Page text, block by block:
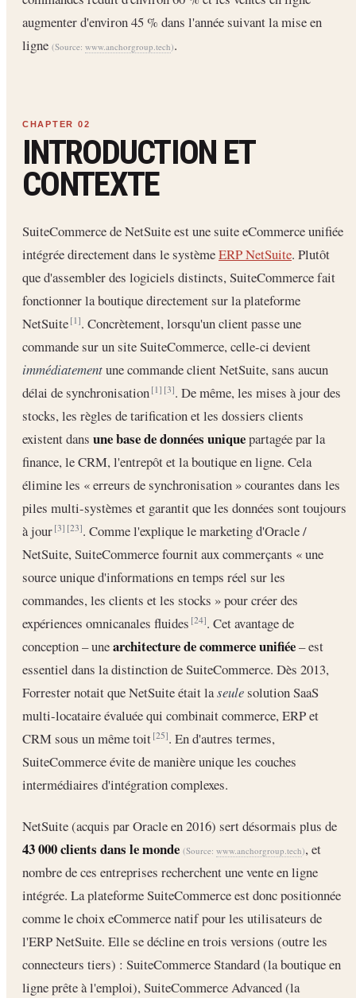
augmenter d'environ 45 % dans l'année suivant la mise en
ligne (Source: www.anchorgroup.tech).
INTRODUCTION ET
CONTEXTE
SuiteCommerce de NetSuite est une suite eCommerce unifiée
intégrée directement dans le systèmeERP NetSuite. Plutôt
que d'assembler des logiciels distincts, SuiteCommerce fait
fonctionner la boutique directement sur la plateforme
NetSuite[1]. Concrètement, lorsqu'un client passe une
commande sur un site SuiteCommerce, celle-ci devient
immédiatementune commande client NetSuite, sans aucun
délai de synchronisation[1] [3]. De même, les mises à jour des
stocks, les règles de tarification et les dossiers clients
existent dans une base de données uniquepartagée par la
finance, le CRM, l'entrepôt et la boutique en ligne. Cela
élimine les « erreurs de synchronisation » courantes dans les
piles multi-systèmes et garantit que les données sont toujours
à jour[3] [23]. Comme l'explique le marketing d'Oracle /
NetSuite, SuiteCommerce fournit aux commerçants « une
source unique d'informations en temps réel sur les
commandes, les clients et les stocks » pour créer des
expériences omnicanales fluides[24]. Cet avantage de
conception – unearchitecture de commerce unifiée– est
essentiel dans la distinction de SuiteCommerce. Dès 2013,
Forrester notait que NetSuite était laseulesolution SaaS
multi-locataire évaluée qui combinait commerce, ERP et
CRM sous un même toit[25]. En d'autres termes,
SuiteCommerce évite de manière unique les couches
intermédiaires d'intégration complexes.
NetSuite (acquis par Oracle en 2016) sert désormais plus de
43 000 clients dans le monde (Source: www.anchorgroup.tech), et
nombre de ces entreprises recherchent une vente en ligne
intégrée. La plateforme SuiteCommerce est donc positionnée
comme le choix eCommerce natif pour les utilisateurs de
l'ERP NetSuite. Elle se décline en trois versions (outre les
connecteurs tiers) : SuiteCommerce Standard (la boutique en
ligne prête à l'emploi), SuiteCommerce Advanced (la